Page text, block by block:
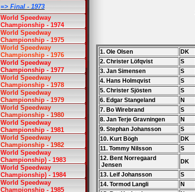
=> Final - 1973
World Speedway
Championship - 1974
World Speedway
Championship - 1975
World Speedway
Championship - 1976
World Speedway
Championship - 1977
World Speedway
Championship - 1978
World Speedway
Championship - 1979
World Speedway
Championship - 1980
World Speedway
Championship - 1981
World Speedway
Championship - 1982
World Speedway
Championship) - 1983
World Speedway
Championship) - 1984
World Speedway
Championship - 1985
1. Ole Olsen DK
2. Christer Löfqvist
S
3. Jan Simensen
S
4. Hans Holmqvist
S
5. Christer Sjösten
S
6. Edgar Stangeland
N
7. Bo Wirebrand
S
8. Jan Terje Gravningen
N
9. Stephan Johansson
S
10. Kurt Bögh
DK
11. Tommy Nilsson
S
12. Bent Norregaard
Jensen
DK
13. Leif Johansson
S
14. Tormod Langli
N